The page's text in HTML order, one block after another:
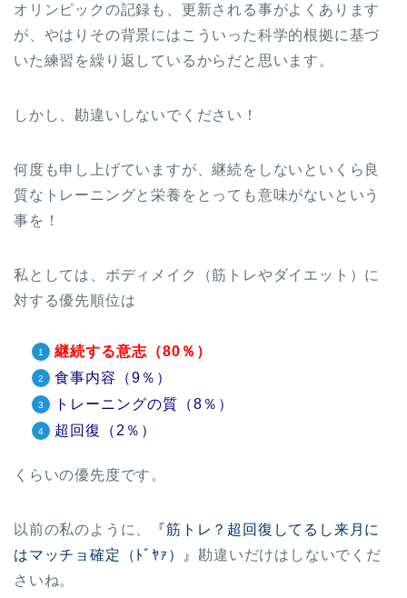
オリンピックの記録も、更新される事がよくあります
が、やはりその背景にはこういった科学的根拠に基づ
いた練習を繰り返しているからだと思います。
しかし、勘違いしないでください！
何度も申し上げていますが、継続をしないといくら良
質なトレーニングと栄養をとっても意味がないという
事を！
私としては、ボディメイク（筋トレやダイエット）に
対する優先順位は
継続する意志（80％）
食事内容（9％）
トレーニングの質（8％）
超回復（2％）
くらいの優先度です。
以前の私のように、
『筋トレ？超回復してるし来月に
はマッチョ確定（ﾄﾞﾔｧ）』勘違いだけはしないでくだ
さいね。